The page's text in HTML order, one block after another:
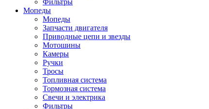
Фильтры
Мопеды
Мопеды
Запчасти двигателя
Приводные цепи и звезды
Мотошины
Камеры
Ручки
Тросы
Топливная система
Тормозная система
Свечи и электрика
Фильтры